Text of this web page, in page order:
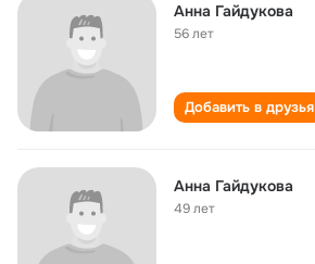
Анна Гайдукова
56 лет
Добавить в друзья
Анна Гайдукова
49 лет